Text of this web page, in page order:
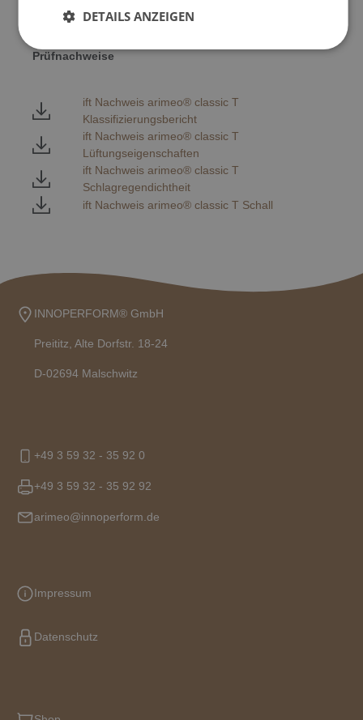
Prüfnachweise
ift Nachweis arimeo® classic T
Klassifizierungsbericht
ift Nachweis arimeo® classic T
Lüftungseigenschaften
ift Nachweis arimeo® classic T
Schlagregendichtheit
ift Nachweis arimeo® classic T Schall
INNOPERFORM® GmbH
Preititz, Alte Dorfstr. 18-24
D-02694 Malschwitz
+49 3 59 32 - 35 92 0
+49 3 59 32 - 35 92 92
arimeo@innoperform.de
Impressum
Datenschutz
DETAILS ANZEIGEN